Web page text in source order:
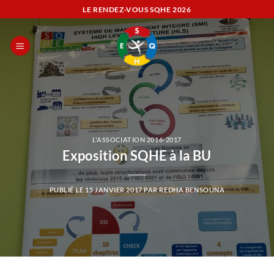
au
contenu
LE RENDEZ-VOUS SQHE 2026
L'ASSOCIATION 2016-2017
Exposition SQHE à la BU
PUBLIÉ LE15 JANVIER 2017PARREDHA BENSOUNA